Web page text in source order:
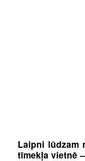
Laipni lūdzam
tīmekļa vietnē